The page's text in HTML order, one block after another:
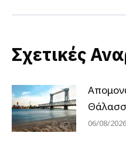
Σχετικές
06/08/2026